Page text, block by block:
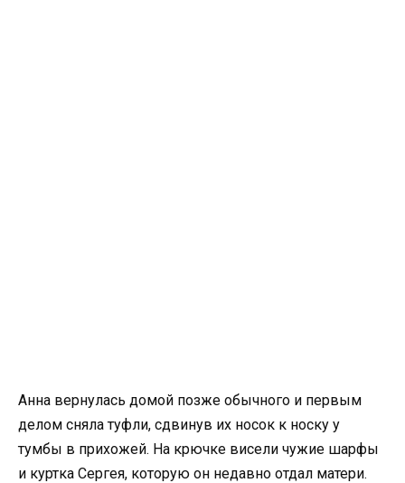
Анна вернулась домой позже обычного и первым
делом сняла туфли, сдвинув их носок к носку у
тумбы в прихожей. На крючке висели чужие шарфы
и куртка Сергея, которую он недавно отдал матери.